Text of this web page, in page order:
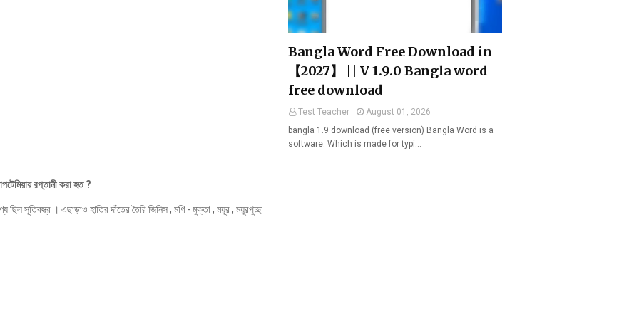
রপ্তানী করা হত ?
ছিল সূতিবস্ত্র । এছাড়াও হাতির দাঁতের তৈরি জিনিস , মণি - মুক্তা , ময়ূর , ময়ূরপুচ্ছ
Bangla Word Free Download in
【2027】 || V 1.9.0 Bangla word
free download
Test Teacher
August 01, 2026
bangla 1.9 download (free version) Bangla Word is a
software. Which is made for typi…